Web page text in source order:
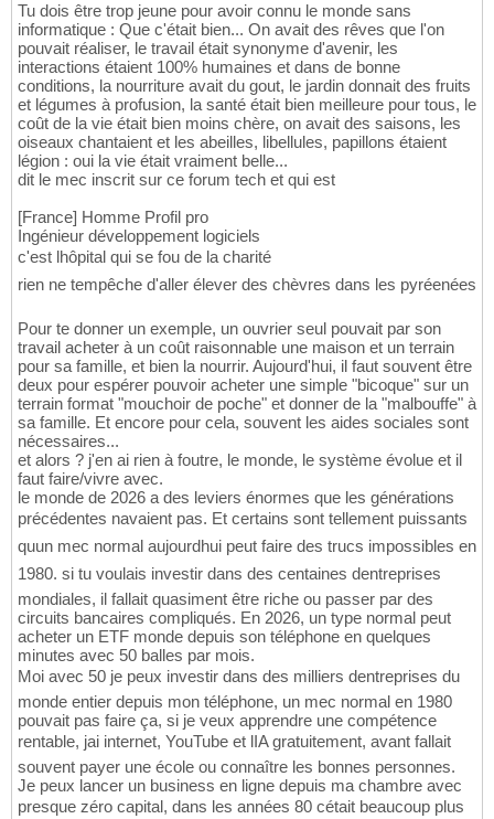
Tu dois être trop jeune pour avoir connu le monde sans
informatique : Que c'était bien... On avait des rêves que l'on
pouvait réaliser, le travail était synonyme d'avenir, les
interactions étaient 100% humaines et dans de bonne
conditions, la nourriture avait du gout, le jardin donnait des fruits
et légumes à profusion, la santé était bien meilleure pour tous, le
coût de la vie était bien moins chère, on avait des saisons, les
oiseaux chantaient et les abeilles, libellules, papillons étaient
légion : oui la vie était vraiment belle...
dit le mec inscrit sur ce forum tech et qui est
[France] Homme Profil pro
Ingénieur développement logiciels
c'est lhôpital qui se fou de la charité
rien ne tempêche d'aller élever des chèvres dans les pyréenées
Pour te donner un exemple, un ouvrier seul pouvait par son
travail acheter à un coût raisonnable une maison et un terrain
pour sa famille, et bien la nourrir. Aujourd'hui, il faut souvent être
deux pour espérer pouvoir acheter une simple "bicoque" sur un
terrain format "mouchoir de poche" et donner de la "malbouffe" à
sa famille. Et encore pour cela, souvent les aides sociales sont
nécessaires...
et alors ? j'en ai rien à foutre, le monde, le système évolue et il
faut faire/vivre avec.
le monde de 2026 a des leviers énormes que les générations
précédentes navaient pas. Et certains sont tellement puissants
quun mec normal aujourdhui peut faire des trucs impossibles en
1980. si tu voulais investir dans des centaines dentreprises
mondiales, il fallait quasiment être riche ou passer par des
circuits bancaires compliqués. En 2026, un type normal peut
acheter un ETF monde depuis son téléphone en quelques
minutes avec 50 balles par mois.
Moi avec 50 je peux investir dans des milliers dentreprises du
monde entier depuis mon téléphone, un mec normal en 1980
pouvait pas faire ça, si je veux apprendre une compétence
rentable, jai internet, YouTube et lIA gratuitement, avant fallait
souvent payer une école ou connaître les bonnes personnes.
Je peux lancer un business en ligne depuis ma chambre avec
presque zéro capital, dans les années 80 cétait beaucoup plus